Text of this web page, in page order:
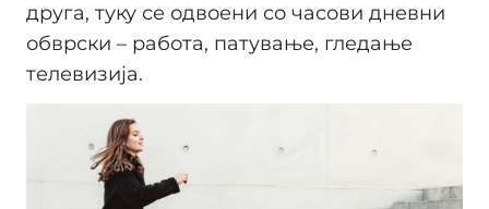
друга, туку се одвоени со часови дневни
обврски – работа, патување, гледање
телевизија.